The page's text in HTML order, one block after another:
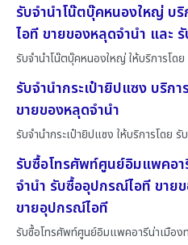
รับจำนำโน๊ตบุ๊คหนองใหญ่ บ
ไอที ขายของหลุดจำนำ และ
รับจำนำโน๊ตบุ๊คหนองใหญ่ ให้บริการโด
รับจำนำกระเป๋ายิปแซง บริก
ขายของหลุดจำนำ
รับจำนำกระเป๋ายิปแซง ให้บริการโดย
รับซื้อโทรศัพท์ศูนย์อิมแพคอา
จำนำ รับซื้ออุปกรณ์ไอที ขาย
ขายอุปกรณ์ไอที
รับซื้อโทรศัพท์ศูนย์อิมแพคอารีน่าเมือง